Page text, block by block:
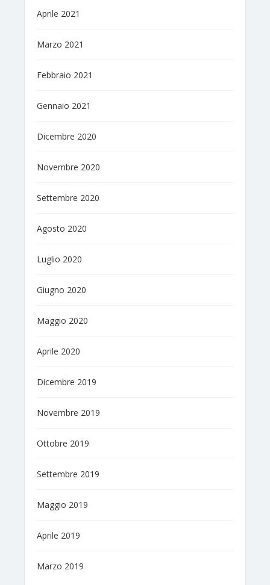
Aprile 2021
Marzo 2021
Febbraio 2021
Gennaio 2021
Dicembre 2020
Novembre 2020
Settembre 2020
Agosto 2020
Luglio 2020
Giugno 2020
Maggio 2020
Aprile 2020
Dicembre 2019
Novembre 2019
Ottobre 2019
Settembre 2019
Maggio 2019
Aprile 2019
Marzo 2019